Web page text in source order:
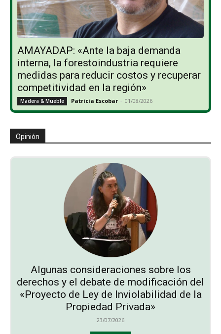
AMAYADAP: «Ante la baja demanda
interna, la forestoindustria requiere
medidas para reducir costos y recuperar
competitividad en la región»
Madera & Mueble Patricia Escobar - 01/08/2026
Opinión
Algunas consideraciones sobre los
derechos y el debate de modificación del
«Proyecto de Ley de Inviolabilidad de la
Propiedad Privada»
23/07/2026